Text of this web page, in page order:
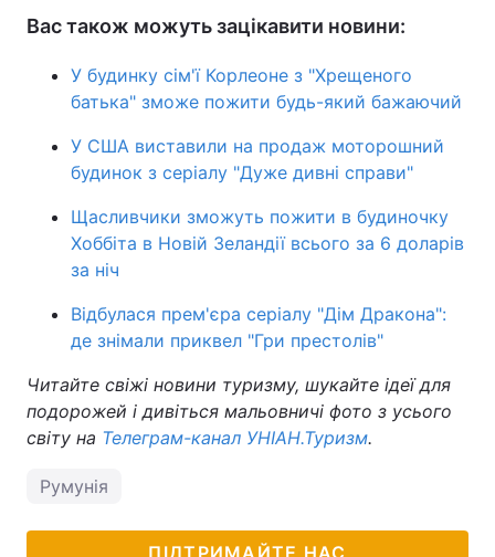
Вас також можуть зацікавити новини:
У будинку сім'ї Корлеоне з "Хрещеного
батька" зможе пожити будь-який бажаючий
У США виставили на продаж моторошний
будинок з серіалу "Дуже дивні справи"
Щасливчики зможуть пожити в будиночку
Хоббіта в Новій Зеландії всього за 6 доларів
за ніч
Відбулася прем'єра серіалу "Дім Дракона":
де знімали приквел "Гри престолів"
Читайте свіжі новини туризму, шукайте ідеї для
подорожей і дивіться мальовничі фото з усього
світу на Телеграм-канал УНІАН.Туризм.
Румунія
ПІДТРИМАЙТЕ НАС